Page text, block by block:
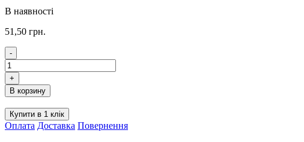
В наявності
51,50 грн.
-
Фломастери
Josef
Otten
6816LT
Веселка
18
кольорів
+
В корзину
Купити в 1 клік
Оплата Доставка Повернення